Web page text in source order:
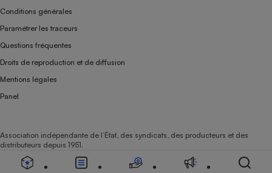
Conditions générales
Paramétrer les traceurs
Questions fréquentes
Droits de reproduction et de diffusion
Mentions légales
Panel
Association indépendante de l’État, des syndicats, des producteurs et des
distributeurs depuis 1951.